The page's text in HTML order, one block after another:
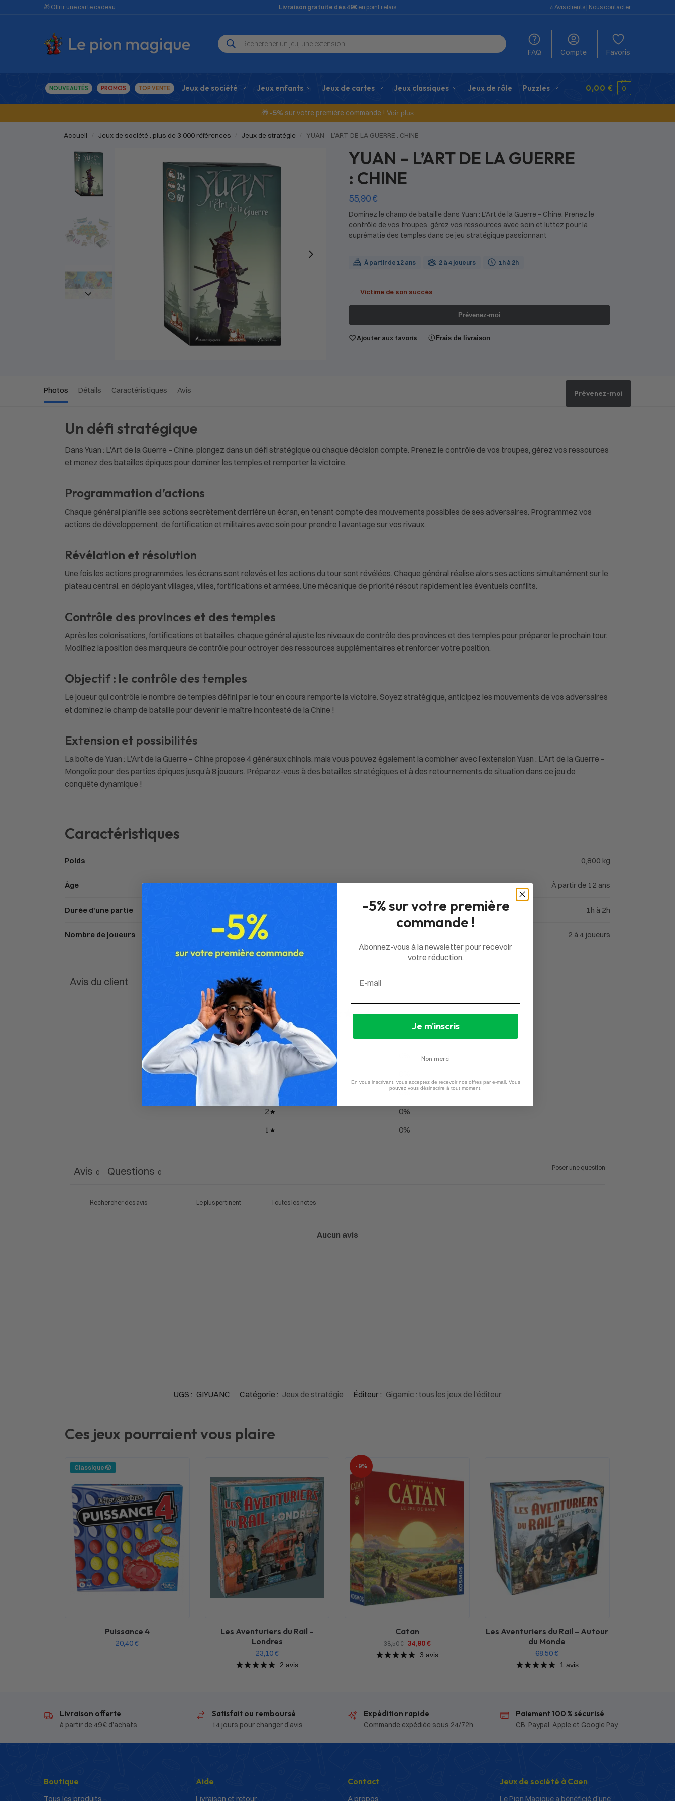
🎁 Offrir une carte cadeau Livraison gratuite dès 49€ en point relais ⭐️ Avis clients | Nous contacter
FAQ Compte Favoris
NOUVEAUTÉS PROMOS TOP VENTE Jeux de société Jeux enfants Jeux de cartes Jeux classiques Jeux de rôle Puzzles 0,00 € 0
🎁 -5% sur votre première commande ! Voir plus
Accueil Jeux de société : plus de 3 000 références Jeux de stratégie YUAN – L’ART DE LA GUERRE : CHINE
YUAN – L’ART DE LA GUERRE
: CHINE
55,90€
Dominez le champ de bataille dans Yuan : L’Art de la Guerre – Chine. Prenez le
contrôle de vos troupes, gérez vos ressources avec soin et luttez pour la
suprématie des temples dans ce jeu stratégique passionnant
À partir de 12 ans 2 à 4 joueurs 1h à 2h
Victime de son succès
Prévenez-moi
Ajouter aux favoris Frais de livraison
Photos Détails Caractéristiques Avis Prévenez-moi
Un défi stratégique
Dans Yuan : L’Art de la Guerre – Chine, plongez dans un défi stratégique où chaque décision compte. Prenez le contrôle de vos troupes, gérez vos ressources
et menez des batailles épiques pour dominer les temples et remporter la victoire.
Programmation d’actions
Chaque général planifie ses actions secrètement derrière un écran, en tenant compte des mouvements possibles de ses adversaires. Programmez vos
actions de développement, de fortification et militaires avec soin pour prendre l’avantage sur vos rivaux.
Révélation et résolution
Une fois les actions programmées, les écrans sont relevés et les actions du tour sont révélées. Chaque général réalise alors ses actions simultanément sur le
plateau central, en déployant villages, villes, fortifications et armées. Une mécanique de priorité résout rapidement les éventuels conflits.
Contrôle des provinces et des temples
Après les colonisations, fortifications et batailles, chaque général ajuste les niveaux de contrôle des provinces et des temples pour préparer le prochain tour.
Modifiez la position des marqueurs de contrôle pour octroyer des ressources supplémentaires et renforcer votre position.
Objectif : le contrôle des temples
Le joueur qui contrôle le nombre de temples défini par le tour en cours remporte la victoire. Soyez stratégique, anticipez les mouvements de vos adversaires
et dominez le champ de bataille pour devenir le maître incontesté de la Chine !
Extension et possibilités
La boîte de Yuan : L’Art de la Guerre – Chine propose 4 généraux chinois, mais vous pouvez également la combiner avec l’extension Yuan : L’Art de la Guerre –
Mongolie pour des parties épiques jusqu’à 8 joueurs. Préparez-vous à des batailles stratégiques et à des retournements de situation dans ce jeu de
conquête dynamique !
Caractéristiques
Poids 0,800 kg
Âge À partir de 12 ans
Durée d'une partie 1h à 2h
Nombre de joueurs 2 à 4 joueurs
Avis du client
0
5
0%
2
0%
1
0%
Poser une question
Avis 0 Questions 0
Aucun avis
UGS : GIYUANC Catégorie : Jeux de stratégie Éditeur : Gigamic : tous les jeux de l'éditeur
Ces jeux pourraient vous plaire
Classique 🎲
Puissance 4
20,40€
Les Aventuriers du Rail –
Londres
23,10€
2 avis
-9%
Catan
38,50€ 34,90€
3 avis
Les Aventuriers du Rail – Autour
du Monde
68,50€
1 avis
Livraison offerte
à partir de 49 € d’achats
Satisfait ou remboursé
14 jours pour changer d’avis
Expédition rapide
Commande expédiée sous 24/72h
Paiement 100 % sécurisé
CB, Paypal, Apple et Google Pay
Boutique
Tous les produits
Aide
Livraison et retour
Contact
A propos
Jeux de société à Caen
Le Pion Magique a bénéficié d’une
-5% sur votre première
commande !
Abonnez-vous à la newsletter pour recevoir
votre réduction.
Je m'inscris
Non merci
En vous inscrivant, vous acceptez de recevoir nos offres par e-mail. Vous
pouvez vous désinscrire à tout moment.